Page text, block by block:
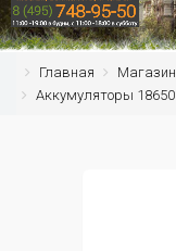
Главная Магазин
Аккумуляторы 18650